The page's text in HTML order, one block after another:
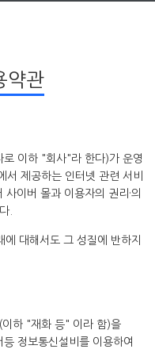
약관
이하 "회사"라 한다)가 운영
제공하는 인터넷 관련 서비
이버 몰과 이용자의 권리·의
.
에 대해서도 그 성질에 반하지
하 "재화 등" 이라 함)을
정보통신설비를 이용하여